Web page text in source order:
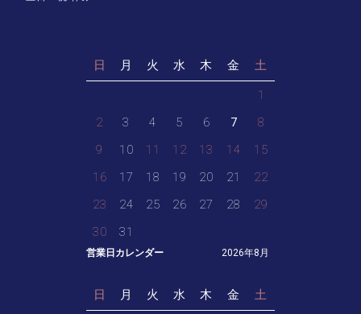
営業日カレンダー 2026年8月
日 月 火 水 木 金 土
1
2
3 4 5 6 7
8
9
10 11 12 13 14
15
16
17 18 19 20 21
22
23
24 25 26 27 28
29
30
31
日 月 火 水 木 金 土